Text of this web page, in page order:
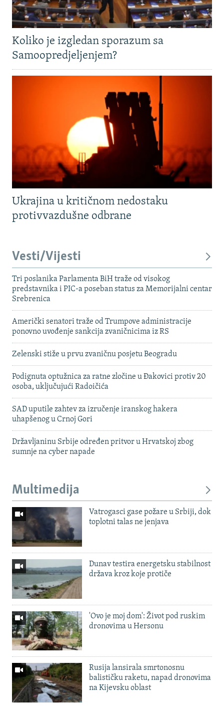
Koliko je izgledan sporazum sa
Samoopredjeljenjem?
Ukrajina u kritičnom nedostaku
protivvazdušne odbrane
Vesti/Vijesti
Tri poslanika Parlamenta BiH traže od visokog
predstavnika i PIC-a poseban status za Memorijalni centar
Srebrenica
Američki senatori traže od Trumpove administracije
ponovno uvođenje sankcija zvaničnicima iz RS
Zelenski stiže u prvu zvaničnu posjetu Beogradu
Podignuta optužnica za ratne zločine u Đakovici protiv 20
osoba, uključujući Radoičića
SAD uputile zahtev za izručenje iranskog hakera
uhapšenog u Crnoj Gori
Državljaninu Srbije određen pritvor u Hrvatskoj zbog
sumnje na cyber napade
Multimedija
Vatrogasci gase požare u Srbiji, dok
toplotni talas ne jenjava
Dunav testira energetsku stabilnost
država kroz koje protiče
'Ovo je moj dom': Život pod ruskim
dronovima u Hersonu
Rusija lansirala smrtonosnu
balističku raketu, napad dronovima
na Kijevsku oblast